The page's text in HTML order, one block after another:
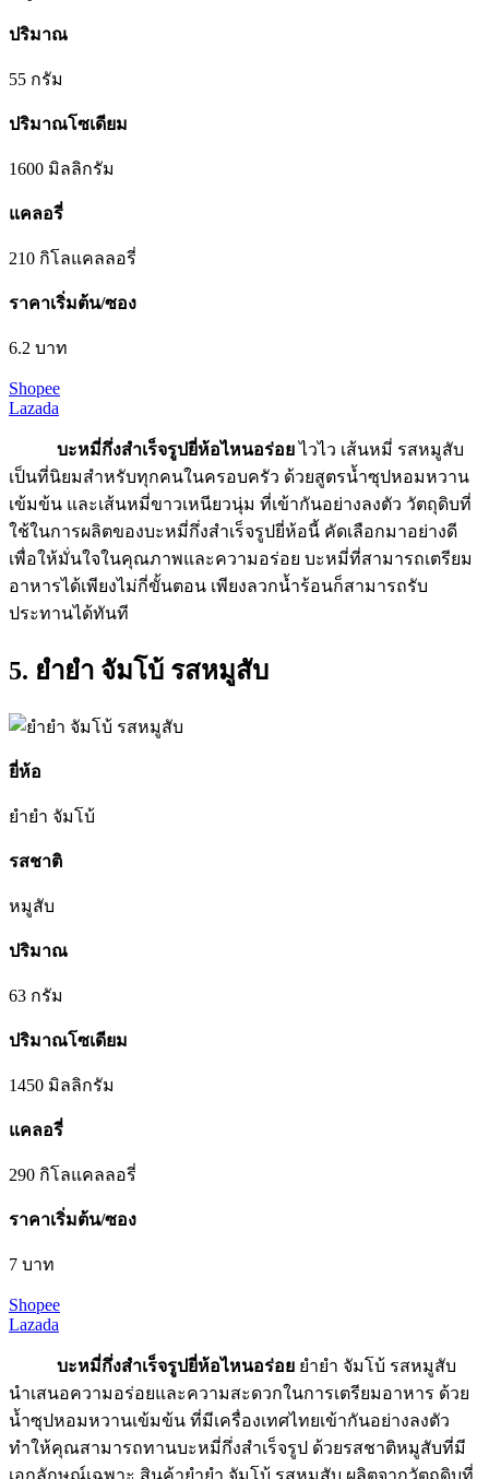
ปริมาณ
55 กรัม
ปริมาณโซเดียม
1600 มิลลิกรัม
แคลอรี่
210 กิโลแคลลอรี่
ราคาเริ่มต้น/ซอง
6.2 บาท
Shopee
Lazada
บะหมี่กึ่งสําเร็จรูปยี่ห้อไหนอร่อยไวไว เส้นหมี่ รสหมูสับ
เป็นที่นิยมสำหรับทุกคนในครอบครัว ด้วยสูตรน้ำซุปหอมหวาน
เข้มข้น และเส้นหมี่ขาวเหนียวนุ่ม ที่เข้ากันอย่างลงตัว วัตถุดิบที่
ใช้ในการผลิตของบะหมี่กึ่งสำเร็จรูปยี่ห้อนี้ คัดเลือกมาอย่างดี
เพื่อให้มั่นใจในคุณภาพและความอร่อย บะหมี่ที่สามารถเตรียม
อาหารได้เพียงไม่กี่ขั้นตอน เพียงลวกน้ำร้อนก็สามารถรับ
ประทานได้ทันที
5. ยำยำ จัมโบ้ รสหมูสับ
ยี่ห้อ
ยำยำ จัมโบ้
รสชาติ
หมูสับ
ปริมาณ
63 กรัม
ปริมาณโซเดียม
1450 มิลลิกรัม
แคลอรี่
290 กิโลแคลลอรี่
ราคาเริ่มต้น/ซอง
7 บาท
Shopee
Lazada
บะหมี่กึ่งสําเร็จรูปยี่ห้อไหนอร่อย ยำยำ จัมโบ้ รสหมูสับ
นำเสนอความอร่อยและความสะดวกในการเตรียมอาหาร ด้วย
น้ำซุปหอมหวานเข้มข้น ที่มีเครื่องเทศไทยเข้ากันอย่างลงตัว
ทำให้คุณสามารถทานบะหมี่กึ่งสำเร็จรูป ด้วยรสชาติหมูสับที่มี
เอกลักษณ์เฉพาะ สินค้ายำยำ จัมโบ้ รสหมูสับ ผลิตจากวัตถุดิบที่